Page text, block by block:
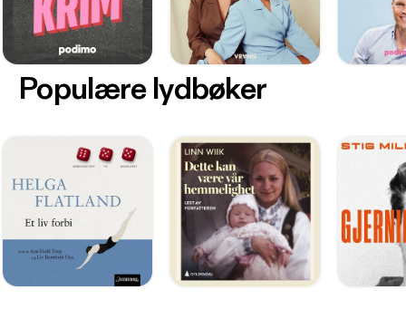
Populære lydbøker